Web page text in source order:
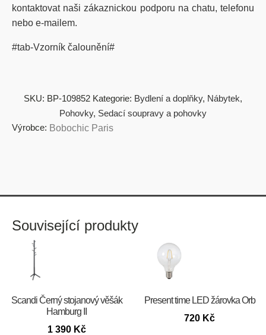
kontaktovat naši zákaznickou podporu na chatu, telefonu
nebo e-mailem.
#tab-Vzorník čalounění#
SKU: BP-109852 Kategorie: Bydlení a doplňky, Nábytek,
Pohovky, Sedací soupravy a pohovky
Výrobce: Bobochic Paris
Související produkty
Scandi Černý stojanový věšák
Hamburg II
1 390 Kč
Present time LED žárovka Orb
720 Kč